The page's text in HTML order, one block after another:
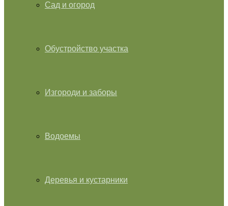
Сад и огород
Обустройство участка
Изгороди и заборы
Водоемы
Деревья и кустарники